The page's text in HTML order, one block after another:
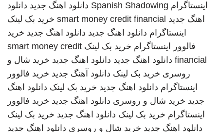
اینستاگرام Spanish Shadowing دانلود اهنگ جدید دانلود
اهنگ جدید smart money credit financial خرید بک لینک
اینستاگرام دانلود اهنگ جدید دانلود اهنگ جدید خرید
فالوور اینستاگرام خرید بک لینک smart money credit
financial دانلود اهنگ جدید دانلود اهنگ جدید خرید شال و
روسری خرید بک لینک دانلود آهنگ جدید خرید فالوور
اینستاگرام دانلود اهنگ جدید خرید بک لینک دانلود اهنگ
جدید خرید شال و روسری دانلود اهنگ جدید خرید فالوور
اینستاگرام خرید بک لینک دانلود اهنگ جدید خرید بک لینک
دانلود اهنگ جدید خرید شال و روسری دانلود اهنگ جدید